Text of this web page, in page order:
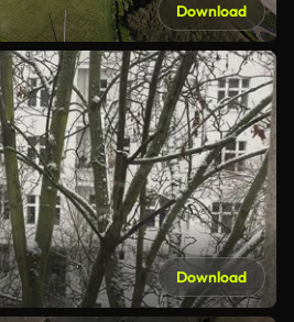
Download
Download